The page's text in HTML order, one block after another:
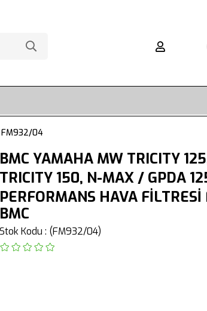
FM932/04
BMC YAMAHA MW TRICITY
TRICITY 150, N-MAX / GPDA
PERFORMANS HAVA
BMC
Stok Kodu (FM932/04)